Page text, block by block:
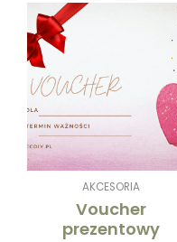
AKCESORIA
Voucher
prezentowy